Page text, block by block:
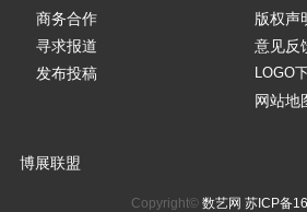
商务合作
寻求报道
发布投稿
版权声
意见反
LOGO
网站地
博展联盟
Copyright© 数艺网 苏ICP备